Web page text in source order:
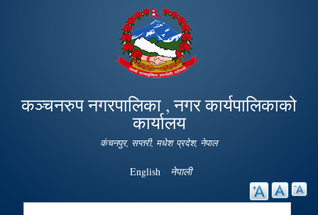
Skip to
main
content
कञ्चनरुप नगरपालिका , नगर कार्यपालिकाको
कार्यालय
कंचनपुर, सप्तरी, मधेश प्रदेश, नेपाल
English नेपाली
Search